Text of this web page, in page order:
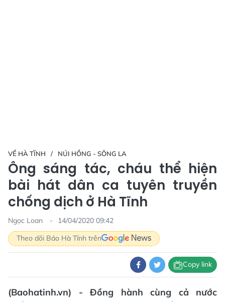
VỀ HÀ TĨNH NÚI HỒNG - SÔNG LA
Ông sáng tác, cháu thể hiện
bài hát dân ca tuyên truyền
chống dịch ở Hà Tĩnh
Ngọc Loan
14/04/2020 09:42
Theo dõi Báo Hà Tĩnh trên
Copy link
(Baohatinh.vn) - Đồng hành cùng cả nước